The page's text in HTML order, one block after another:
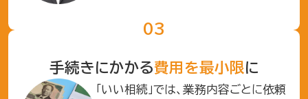
手続きにかかる費用を最小限に
「いい相続」では、業務内容ごとに依頼